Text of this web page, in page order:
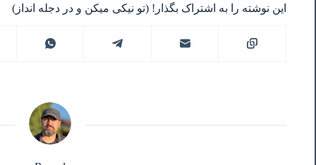
این نوشته را به اشتراک بگذار! (تو نیکی میکن و در دجله انداز)